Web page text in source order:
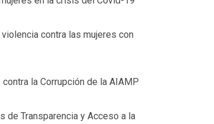
contra las mujeres con
la Corrupción de la AIAMP
de Transparencia y Acceso a la